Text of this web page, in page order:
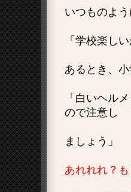
いつものよ
「学校楽し
あるとき、
「白いヘル
ので注意し
ましょう」
あれれれ？も